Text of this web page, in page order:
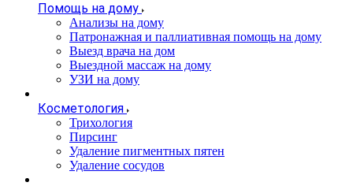
Помощь на дому
Анализы на дому
Патронажная и паллиативная помощь на дому
Выезд врача на дом
Выездной массаж на дому
УЗИ на дому
Косметология
Трихология
Пирсинг
Удаление пигментных пятен
Удаление сосудов